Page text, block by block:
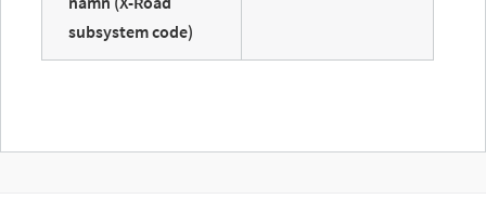
subsystem code)